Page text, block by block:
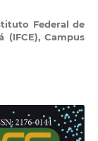
Federal de
(IFCE), Campus